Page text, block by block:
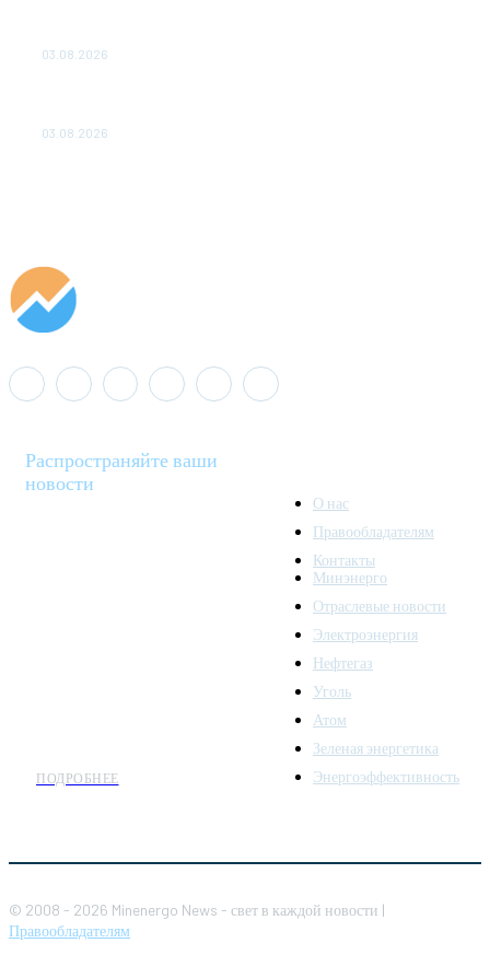
03.08.2026
03.08.2026
Распространяйте ваши
новости
ПОДРОБНЕЕ
О нас
Правообладателям
Контакты
Минэнерго
Отраслевые новости
Электроэнергия
Нефтегаз
Уголь
Атом
Зеленая энергетика
Энергоэффективность
© 2008 - 2026 Minenergo News - свет в каждой новости |
Правообладателям